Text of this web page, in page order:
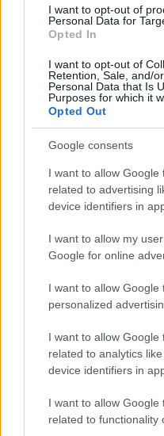
I want to opt-out of
Personal Data for
Opted In
I want to opt-out of
Retention, Sale, and/
Personal Data that Is
Purposes for which it
Opted Out
Google consents
I want to allow Google
related to advertising
device identifiers in
I want to allow my
Google for online
I want to allow Google
personalized
I want to allow Google
related to analytics
device identifiers in
I want to allow Google
related to functionality
Randyja v West
junija 2025, ob 17. uri.
Bo Randyju uspelo
dvokilogramsko mrcino
in si zagotoviti mesto na
torek, 24. junija 2025,
steakom v West
Vabljeni, da si
živo, se srečate z
fotografirate. Se
Opozorilo:Po 297.
posameznik kazensko